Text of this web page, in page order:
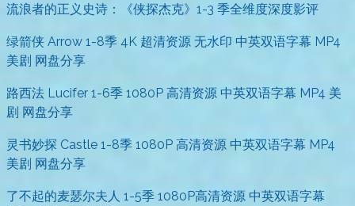
流浪者的正义史诗：《侠探杰克》1-3 季全维度深度影评
绿箭侠 Arrow 1-8季 4K 超清资源 无水印 中英双语字幕 MP4
美剧 网盘分享
路西法 Lucifer 1-6季 1080P 高清资源 中英双语字幕 MP4 美
剧 网盘分享
灵书妙探 Castle 1-8季 1080P 高清资源 中英双语字幕 MP4
美剧 网盘分享
了不起的麦瑟尔夫人 1-5季 1080P高清资源 中英双语字幕